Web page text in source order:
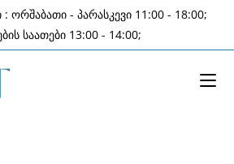
: ორშაბათი - პარასკევი 11:00 - 18:00;
საათები 13:00 - 14:00;